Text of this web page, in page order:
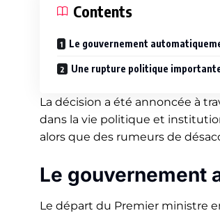
Contents
Le gouvernement
Une rupture politique
La décision a été annoncée à
dans la vie politique et
alors que des rumeurs de
Le gouvernement
Le départ du Premier ministre